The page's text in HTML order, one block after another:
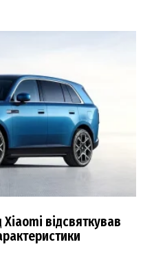
відсвяткував